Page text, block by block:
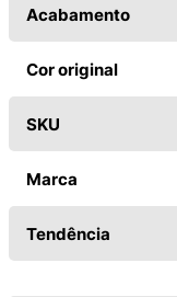
Acabamento
Cor original
SKU
Marca
Tendência